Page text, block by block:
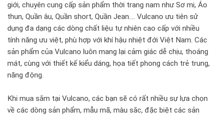
giới, chuyên cung cấp sản phẩm thời trang nam như Sơ mi, Áo
thun, Quần âu, Quần short, Quần Jean…. Vulcano ưu tiên sử
dụng đa dạng các dòng chất liệu tự nhiên cao cấp với nhiều
tính năng ưu việt, phù hợp với khí hậu nhiệt đới Việt Nam. Các
sản phẩm của Vulcano luôn mang lại cảm giác dễ chịu, thoáng
mát, cùng với thiết kế kiểu dáng, họa tiết phong cách trẻ trung,
năng động.
Khi mua sắm tại Vulcano, các bạn sẽ có rất nhiều sự lựa chọn
về các dòng sản phẩm, mẫu mã, màu sắc, đặc biệt các sản